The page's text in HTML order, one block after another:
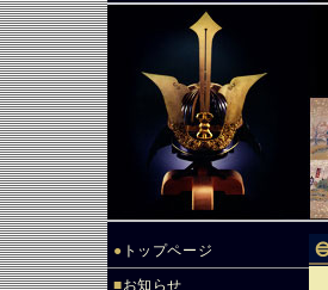
● トップページ
■お知らせ